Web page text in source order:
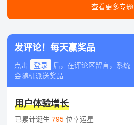
当我们真正开始为AR产品的
UI和UX进行设计的时候，实
际的问题依然很多。
查看更多专题
发评论！每天赢奖品
点击 登录 后，在评论区留言，系统
会随机派送奖品
用户体验增长
已累计诞生 795 位幸运星